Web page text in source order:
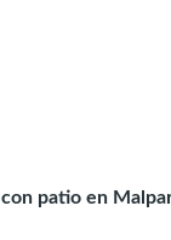
patio en